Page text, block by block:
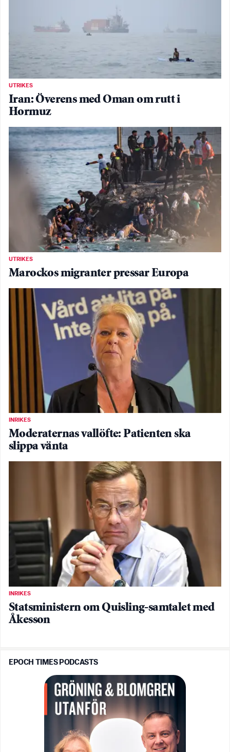
UTRIKES
Iran: Överens med Oman om rutt i
Hormuz
UTRIKES
Marockos migranter pressar Europa
INRIKES
Moderaternas vallöfte: Patienten ska
slippa vänta
INRIKES
Statsministern om Quisling-samtalet med
Åkesson
EPOCH TIMES PODCASTS